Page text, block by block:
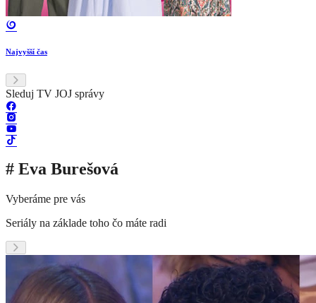
Najvyšší čas
Sleduj TV JOJ správy
# Eva Burešová
Vyberáme pre vás
Seriály na základe toho čo máte radi